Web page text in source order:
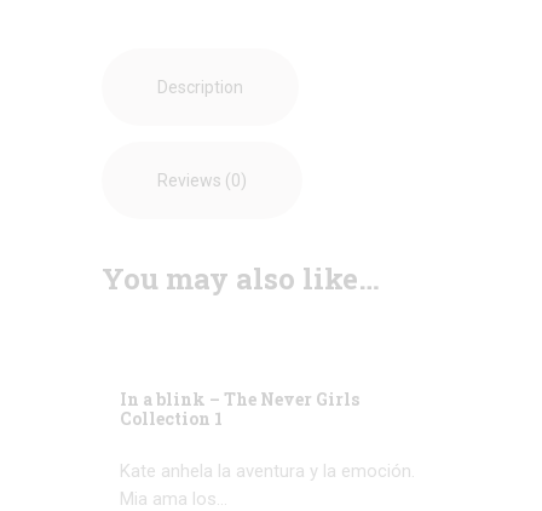
Description
Reviews (0)
You may also like…
In a blink – The Never Girls
Collection 1
Kate anhela la aventura y la emoción.
Mia ama los...